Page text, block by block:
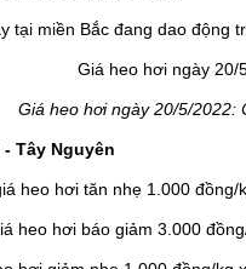
tại miền Bắc đang dao động
Giá heo hơi ngày 20/5/2022:
Tây Nguyên
heo hơi tăn nhẹ 1.000 đồng/
heo hơi báo giảm 3.000